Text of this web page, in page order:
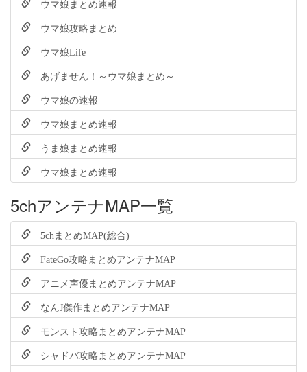
ウマ娘まとめ速報
ウマ娘攻略まとめ
ウマ娘Life
あげません！～ウマ娘まとめ～
ウマ娘の速報
ウマ娘まとめ速報
うま娘まとめ速報
ウマ娘まとめ速報
5chアンテナMAP一覧
5chまとめMAP(総合)
FateGo攻略まとめアンテナMAP
アニメ声優まとめアンテナMAP
なんJ傑作まとめアンテナMAP
モンスト攻略まとめアンテナMAP
シャドバ攻略まとめアンテナMAP